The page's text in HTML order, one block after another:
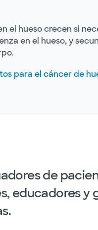
el hueso crecen si
en el hueso, y
para el cáncer de
de
educadores y